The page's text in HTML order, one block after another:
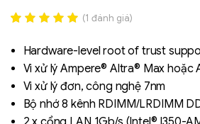
out of 5
based on
đánh giá
(1 đánh giá)
Hardware-level root of trust
Vi xử lý Ampere® Altra® Max hoặc
Vi xử lý đơn, công nghệ 7nm
Bộ nhớ 8 kênh RDIMM/LRDIMM
Liên hệ
SK hynix - DRAM